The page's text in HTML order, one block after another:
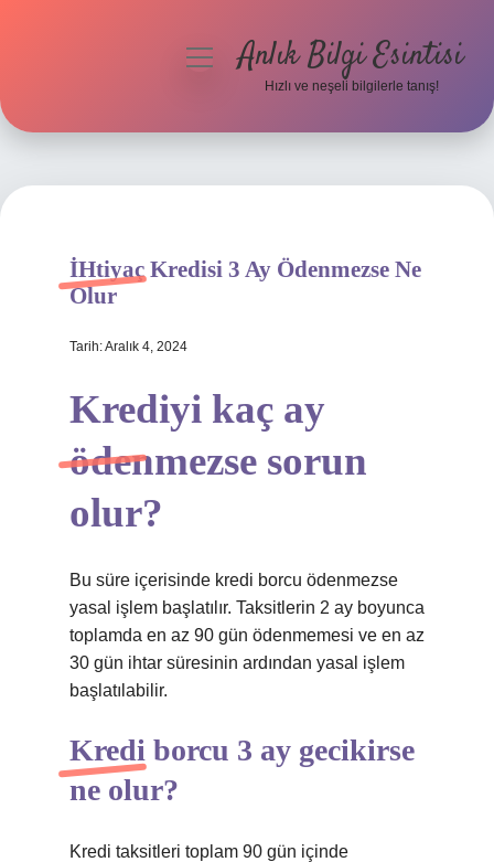
Hakkımızda
menüyüAnlık Bilgi Esintisi
Hızlı ve neşeli bilgilerle tanış!
İHtiyaç Kredisi 3 Ay Ödenmezse Ne
Olur
Tarih: Aralık 4, 2024
Krediyi kaç ay
ödenmezse sorun
olur?
Bu süre içerisinde kredi borcu ödenmezse
yasal işlem başlatılır. Taksitlerin 2 ay boyunca
toplamda en az 90 gün ödenmemesi ve en az
30 gün ihtar süresinin ardından yasal işlem
başlatılabilir.
Kredi borcu 3 ay gecikirse
ne olur?
Kredi taksitleri toplam 90 gün içinde